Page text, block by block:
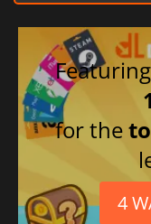
for the
4